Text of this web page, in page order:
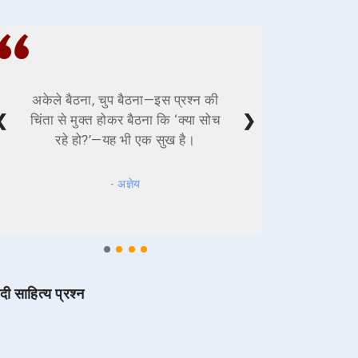
अकेले बैठना, चुप बैठना—इस प्रश्न की
चिंता से मुक्त होकर बैठना कि ‘क्या सोच
रहे हो?’—यह भी एक सुख है।
- अज्ञेय
❯
साहित्य प्रश्न